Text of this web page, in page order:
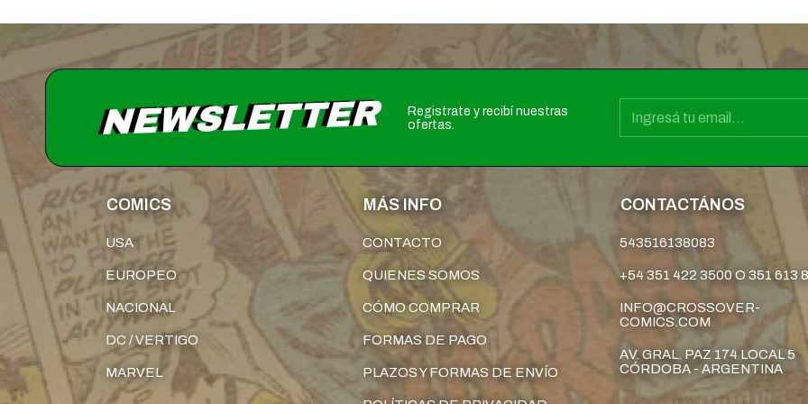
NEWSLETTER
Registrate y recibí nuestras
ofertas.
COMICS
USA
EUROPEO
NACIONAL
DC / VERTIGO
MARVEL
MÁS INFO
CONTACTO
QUIENES SOMOS
CÓMO COMPRAR
FORMAS DE PAGO
PLAZOS Y FORMAS DE ENVÍO
CONTACTÁNOS
543516138083
+54 351 422 3500 O 351 613
INFO@CROSSOVER-
COMICS.COM
AV. GRAL. PAZ 174 LOCAL 5
CÓRDOBA - ARGENTINA